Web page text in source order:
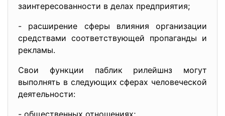
заинтересованности в делах предприятия;
- расширение сферы влияния организации
средствами соответствующей пропаганды и
рекламы.
Свои функции паблик рилейшнз могут
выполнять в следующих сферах человеческой
деятельности:
- общественных отношениях;